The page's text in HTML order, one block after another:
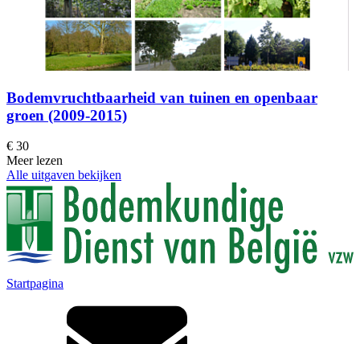
Bodemvruchtbaarheid van tuinen en openbaar
groen (2009-2015)
€ 30
Meer lezen
Alle uitgaven bekijken
Startpagina